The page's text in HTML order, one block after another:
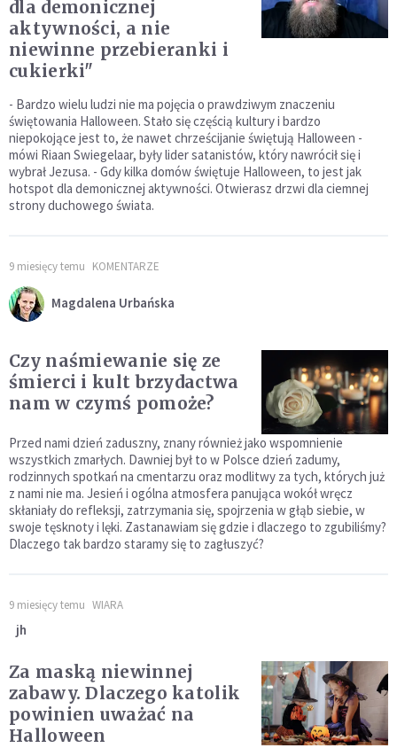
dla demonicznej
aktywności, a nie
niewinne przebieranki i
cukierki"
- Bardzo wielu ludzi nie ma pojęcia o prawdziwym znaczeniu
świętowania Halloween. Stało się częścią kultury i bardzo
niepokojące jest to, że nawet chrześcijanie świętują Halloween -
mówi Riaan Swiegelaar, były lider satanistów, który nawrócił się i
wybrał Jezusa. - Gdy kilka domów świętuje Halloween, to jest jak
hotspot dla demonicznej aktywności. Otwierasz drzwi dla ciemnej
strony duchowego świata.
9 miesięcy temu KOMENTARZE
Magdalena Urbańska
Czy naśmiewanie się ze
śmierci i kult brzydactwa
nam w czymś pomoże?
Przed nami dzień zaduszny, znany również jako wspomnienie
wszystkich zmarłych. Dawniej był to w Polsce dzień zadumy,
rodzinnych spotkań na cmentarzu oraz modlitwy za tych, których już
z nami nie ma. Jesień i ogólna atmosfera panująca wokół wręcz
skłaniały do refleksji, zatrzymania się, spojrzenia w głąb siebie, w
swoje tęsknoty i lęki. Zastanawiam się gdzie i dlaczego to zgubiliśmy?
Dlaczego tak bardzo staramy się to zagłuszyć?
9 miesięcy temu WIARA
jh
Za maską niewinnej
zabawy. Dlaczego katolik
powinien uważać na
Halloween